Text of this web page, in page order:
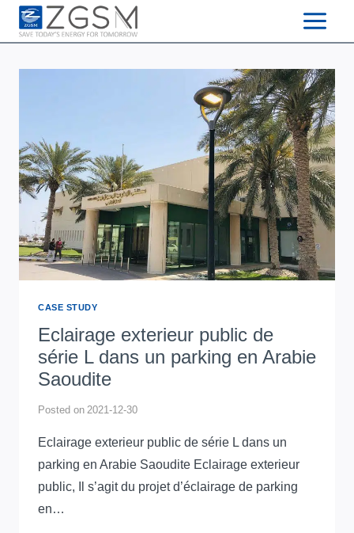
Skip
CASE STUDY
Eclairage exterieur public de
série L dans un parking en Arabie
Saoudite
Posted on 2021-12-30
Eclairage exterieur public de série L dans un
parking en Arabie Saoudite Eclairage exterieur
public, Il s’agit du projet d’éclairage de parking
en…